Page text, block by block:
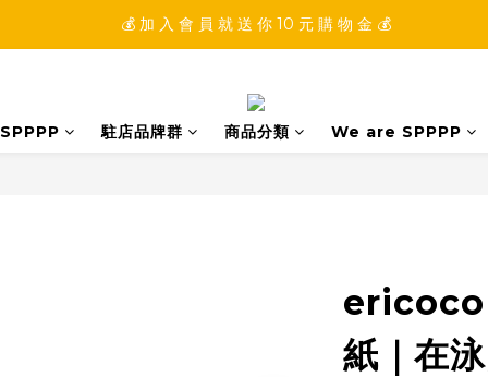
💰 加 入 會 員 就 送 你 10 元 購 物 金 💰
💰 加 入 會 員 就 送 你 10 元 購 物 金 💰
💰 加 入 會 員 就 送 你 10 元 購 物 金 💰
SPPPP 駐店品牌群 商品分類 We are SPPPP
ericoco
紙｜在